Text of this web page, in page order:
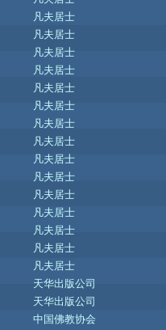
凡夫居士
凡夫居士
凡夫居士
凡夫居士
凡夫居士
凡夫居士
凡夫居士
凡夫居士
凡夫居士
凡夫居士
凡夫居士
凡夫居士
凡夫居士
凡夫居士
凡夫居士
天华出版公司
天华出版公司
中国佛教协会